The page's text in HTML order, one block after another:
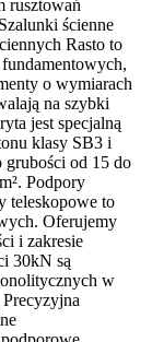
rusztowań
ścienne
Rasto to
o wymiarach
na szybki
jest specjalną
klasy SB3 i
grubości od 15 do
Podpory
teleskopowe to
Oferujemy
i zakresie
30kN są
w